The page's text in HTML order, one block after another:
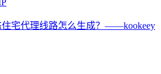
住宅代理线路怎么生成？——kookeey